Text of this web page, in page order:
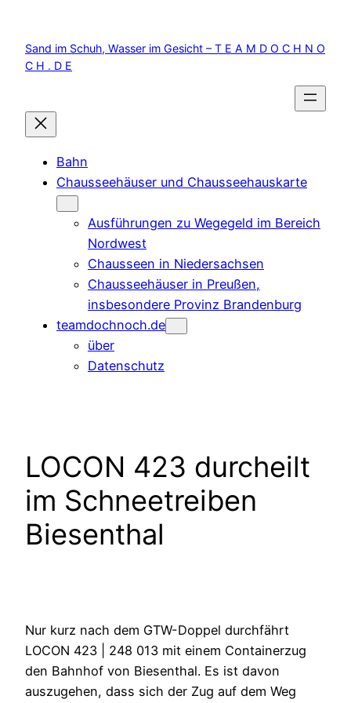
springen
Sand im Schuh, Wasser im Gesicht – T E A M D O C H N O
C H . D E
Bahn
Chausseehäuser und Chausseehauskarte
Ausführungen zu Wegegeld im Bereich
Nordwest
Chausseen in Niedersachsen
Chausseehäuser in Preußen,
insbesondere Provinz Brandenburg
teamdochnoch.de
über
Datenschutz
LOCON 423 durcheilt
im Schneetreiben
Biesenthal
Nur kurz nach dem GTW-Doppel durchfährt
LOCON 423 | 248 013 mit einem Containerzug
den Bahnhof von Biesenthal. Es ist davon
auszugehen, dass sich der Zug auf dem Weg